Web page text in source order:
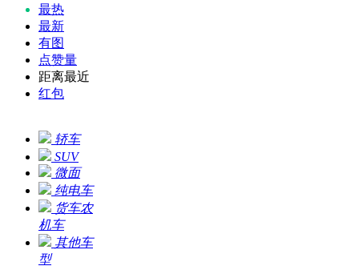
最热
最新
有图
点赞量
距离最近
红包
轿车
SUV
微面
纯电车
货车农
机车
其他车
型